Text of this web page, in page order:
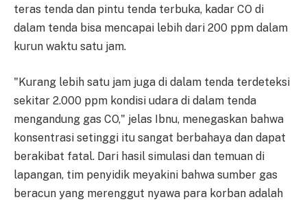
teras tenda dan pintu tenda terbuka, kadar CO di
dalam tenda bisa mencapai lebih dari 200 ppm dalam
kurun waktu satu jam.
"Kurang lebih satu jam juga di dalam tenda terdeteksi
sekitar 2.000 ppm kondisi udara di dalam tenda
mengandung gas CO," jelas Ibnu, menegaskan bahwa
konsentrasi setinggi itu sangat berbahaya dan dapat
berakibat fatal. Dari hasil simulasi dan temuan di
lapangan, tim penyidik meyakini bahwa sumber gas
beracun yang merenggut nyawa para korban adalah